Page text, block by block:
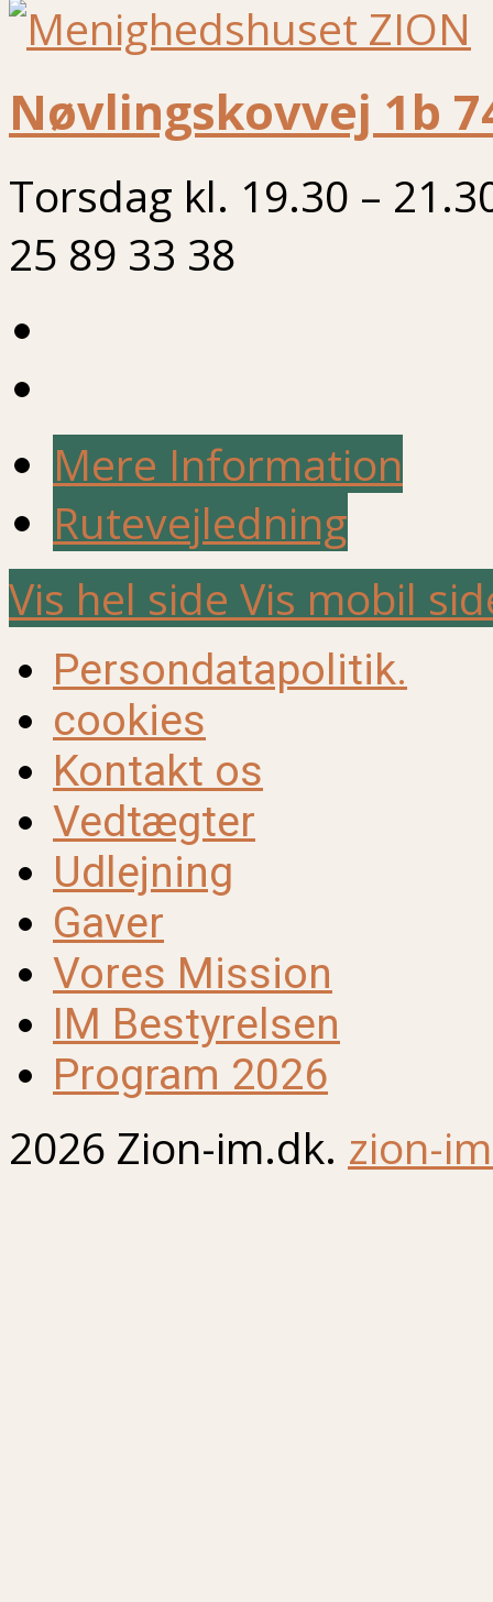
Nøvlingskovvej 1b
Torsdag kl. 19.30 –
25 89 33 38
Mere Information
Rutevejledning
Vis hel side Vis mobil
Persondatapolitik.
cookies
Kontakt os
Vedtægter
Udlejning
Gaver
Vores Mission
IM Bestyrelsen
Program 2026
2026 Zion-im.dk. zion-